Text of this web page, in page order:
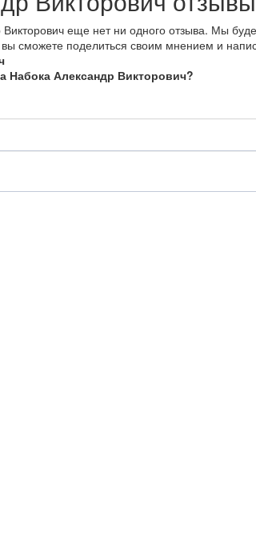
еще нет ни одного отзыва. Мы
сможете поделиться своим мнением и
Набока Александр Викторович?